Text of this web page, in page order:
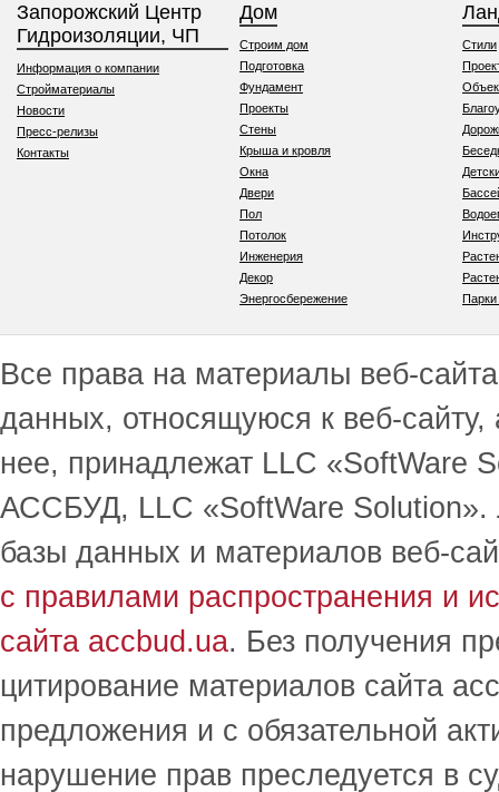
Запорожский Центр
Гидроизоляции, ЧП
Информация о компании
Стройматериалы
Новости
Пресс-релизы
Контакты
Дом
Строим дом
Подготовка
Фундамент
Проекты
Стены
Крыша и кровля
Окна
Двери
Пол
Потолок
Инженерия
Декор
Энергосбережение
Стили
Все права на материалы веб-
данных, относящуюся к веб-
нее, принадлежат LLC
АССБУД, LLC «SoftWare Solution».
базы данных и материалов веб-
с правилами распространения и
сайта accbud.ua. Без получения
цитирование материалов сайта
предложения и с обязательной
нарушение прав преследуется в